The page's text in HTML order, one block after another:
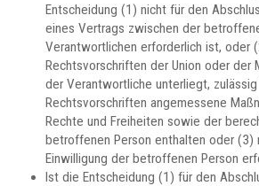
Entscheidung (1) nicht für den
eines Vertrags zwischen der
Verantwortlichen erforderlich ist, oder
Rechtsvorschriften der Union oder der
der Verantwortliche unterliegt,
Rechtsvorschriften angemessene
Rechte und Freiheiten sowie der
betroffenen Person enthalten oder (3)
Einwilligung der betroffenen Person
Ist die Entscheidung (1) für den